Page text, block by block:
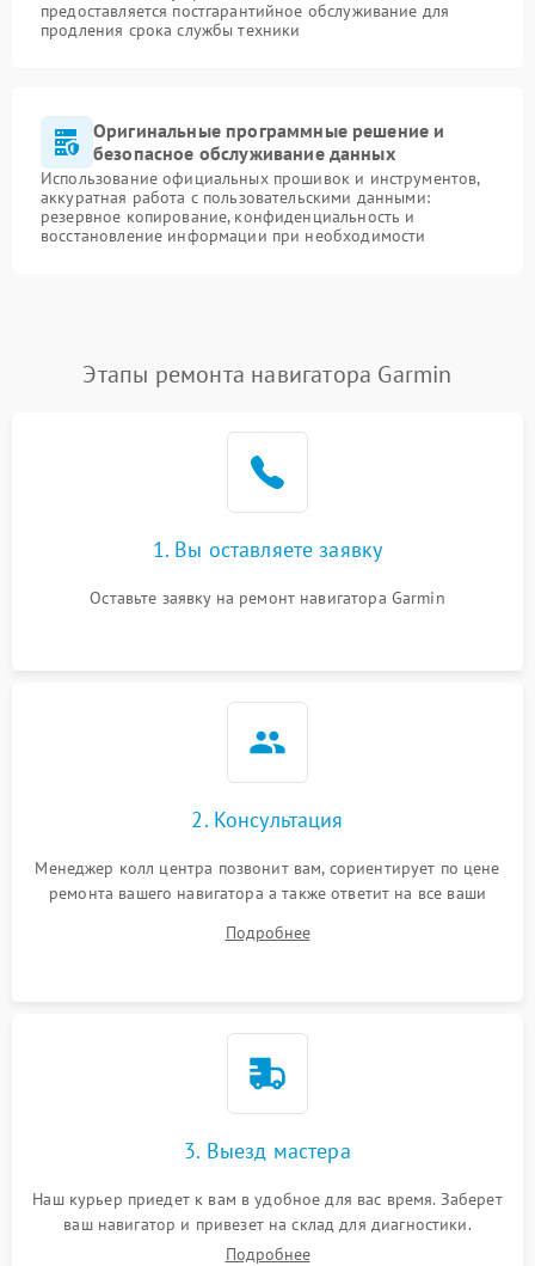
предоставляется постгарантийное обслуживание для
продления срока службы техники
Оригинальные программные решение и
безопасное обслуживание данных
Использование официальных прошивок и инструментов,
аккуратная работа с пользовательскими данными:
резервное копирование, конфиденциальность и
восстановление информации при необходимости
Этапы ремонта навигатора Garmin
1. Вы оставляете заявку
Оставьте заявку на ремонт навигатора Garmin
2. Консультация
Менеджер колл центра позвонит вам, сориентирует по цене
ремонта вашего навигатора а также ответит на все ваши
Подробнее
3. Выезд мастера
Наш курьер приедет к вам в удобное для вас время. Заберет
ваш навигатор и привезет на склад для диагностики.
Подробнее